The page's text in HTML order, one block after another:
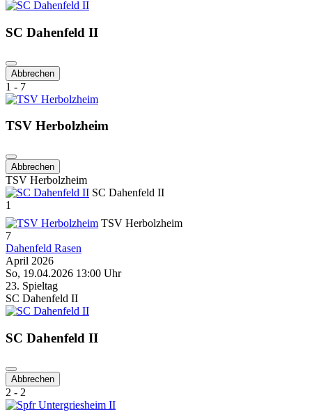
SC Dahenfeld II
Abbrechen
1 - 7
TSV Herbolzheim
Abbrechen
TSV Herbolzheim
SC Dahenfeld II
1
TSV Herbolzheim
7
Dahenfeld Rasen
April 2026
So, 19.04.2026 13:00 Uhr
23. Spieltag
SC Dahenfeld II
SC Dahenfeld II
Abbrechen
2 - 2